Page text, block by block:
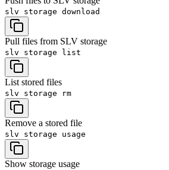
slv storage download
Pull files from SLV storage
slv storage list
List stored files
slv storage rm
Remove a stored file
slv storage usage
Show storage usage